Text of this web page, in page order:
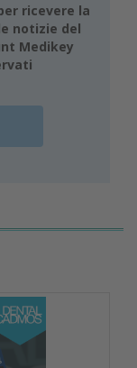
ricevere la
notizie del
Medikey